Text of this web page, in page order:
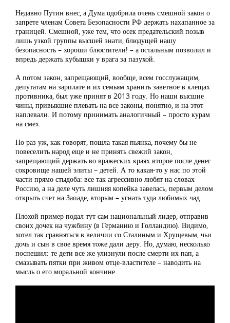
Недавно Путин внес, а Дума одобрила очень смешной закон о
запрете членам Совета Безопасности РФ держать нахапанное за
границей. Смешной, уже тем, что осек предательский позыв
лишь узкой группы высшей знати, блюдущей нашу
безопасность – хороши блюстители! – а остальным позволил и
впредь держать кубышки у врага за пазухой.
А потом закон, запрещающий, вообще, всем госслужащим,
депутатам на зарплате и их семьям хранить заветное в клещах
противника, был уже принят в 2013 году. Но наши высшие
чины, привыкшие плевать на все законы, понятно, и на этот
наплевали. И потому принимать аналогичный – просто курам
на смех.
Но раз уж, как говорят, пошла такая пьянка, почему бы не
повеселить народ еще и не принять свежий закон,
запрещающий держать во вражеских краях второе после денег
сокровище нашей элиты – детей. А то какая-то у нас по этой
части прямо стыдоба: все так агрессивно любят на словах
Россию, а на деле чуть лишняя копейка завелась, первым делом
открыть счет на Западе, вторым – угнать туда любимых чад.
Плохой пример подал тут сам национальный лидер, отправив
своих дочек на чужбину (в Германию и Голландию). Видимо,
хотел так сравняться в величии со Сталиным и Хрущевым, чьи
дочь и сын в свое время тоже дали деру. Но, думаю, несколько
поспешил: те дети все же улизнули после смерти их пап, а
смазывать пятки при живом отце-властителе – наводить на
мысль о его моральной кончине.